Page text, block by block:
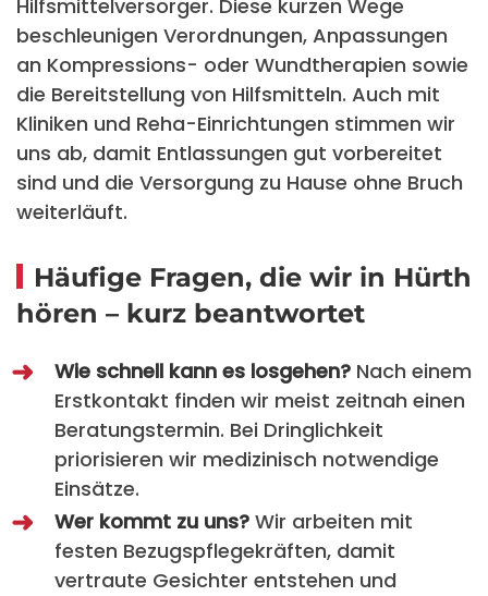
Hilfsmittelversorger. Diese kurzen Wege
beschleunigen Verordnungen, Anpassungen
an Kompressions- oder Wundtherapien sowie
die Bereitstellung von Hilfsmitteln. Auch mit
Kliniken und Reha-Einrichtungen stimmen wir
uns ab, damit Entlassungen gut vorbereitet
sind und die Versorgung zu Hause ohne Bruch
weiterläuft.
Häufige Fragen, die wir in Hürth
hören – kurz beantwortet
Wie schnell kann es losgehen? Nach einem
Erstkontakt finden wir meist zeitnah einen
Beratungstermin. Bei Dringlichkeit
priorisieren wir medizinisch notwendige
Einsätze.
Wer kommt zu uns? Wir arbeiten mit
festen Bezugspflegekräften, damit
vertraute Gesichter entstehen und